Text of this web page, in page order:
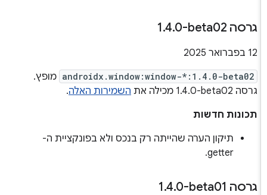
גרסה ‎1 .4.0-beta02
‫12 בפברואר 2025
androidx.window:window-*:1.4.0-beta02 מופץ.
גרסה ‎1.4.0-beta02 מכילה את
השמירות האלה.
תכונות חדשות
תיקון הערה שהייתה רק בנכס ולא בפונקציית ה-
getter.
גרסה ‎1 .4.0-beta01